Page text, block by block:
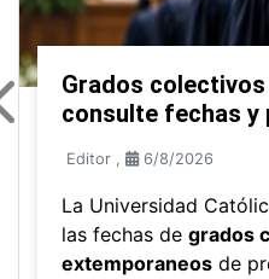
Grados
consulte fechas y
Editor , 6/8/2026
La Universidad
las fechas de grados
extemporaneos de